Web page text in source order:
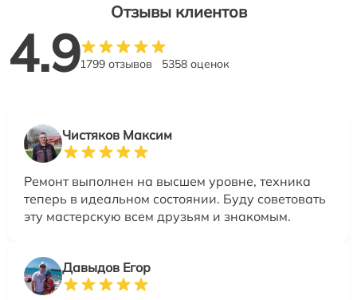
Отзывы клиентов
4.91799 отзывов 5358 оценок
Чистяков Максим
Ремонт выполнен на высшем уровне, техника
теперь в идеальном состоянии. Буду советовать
эту мастерскую всем друзьям и знакомым.
Давыдов Егор